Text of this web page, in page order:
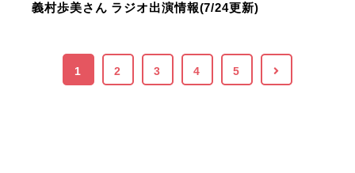
義村歩美さん ラジオ出演情報(7/24更新)
1 2 3 4 5